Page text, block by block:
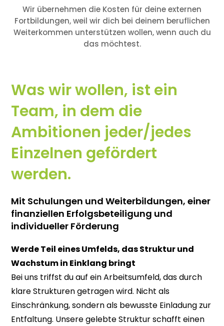
Wir übernehmen die Kosten für deine externen
Fortbildungen, weil wir dich bei deinem beruflichen
Weiterkommen unterstützen wollen, wenn auch du
das möchtest.
Was wir wollen, ist ein
Team, in dem die
Ambitionen jeder/jedes
Einzelnen gefördert
werden.
Mit Schulungen und Weiterbildungen, einer
finanziellen Erfolgsbeteiligung und
individueller Förderung
Werde Teil eines Umfelds, das Struktur und
Wachstum in Einklang bringt
Bei uns triffst du auf ein Arbeitsumfeld, das durch
klare Strukturen getragen wird. Nicht als
Einschränkung, sondern als bewusste Einladung zur
Entfaltung. Unsere gelebte Struktur schafft einen